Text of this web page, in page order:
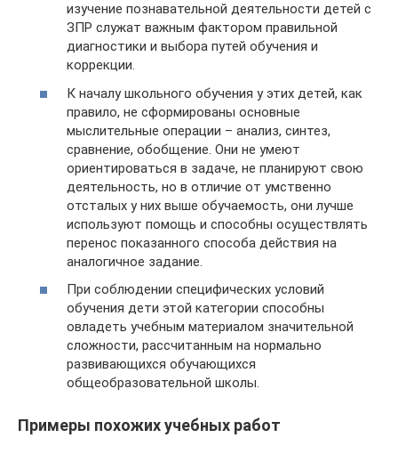
изучение познавательной деятельности детей с
ЗПР служат важным фактором правильной
диагностики и выбора путей обучения и
коррекции.
К началу школьного обучения у этих детей, как
правило, не сформированы основные
мыслительные операции – анализ, синтез,
сравнение, обобщение. Они не умеют
ориентироваться в задаче, не планируют свою
деятельность, но в отличие от умственно
отсталых у них выше обучаемость, они лучше
используют помощь и способны осуществлять
перенос показанного способа действия на
аналогичное задание.
При соблюдении специфических условий
обучения дети этой категории способны
овладеть учебным материалом значительной
сложности, рассчитанным на нормально
развивающихся обучающихся
общеобразовательной школы.
Примеры похожих учебных работ